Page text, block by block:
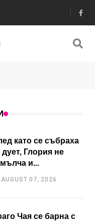
като се събраха
дует, Глория не
и...
AUGUST 07, 2026
Чая се барна с